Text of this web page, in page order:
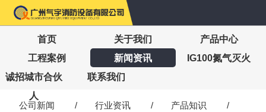
首页 关于我们
产品中心
工程案例
新闻资讯
IG100氮气灭火
诚招城市合伙
人
联系我们
公司新闻 / 行业资讯 / 产品知识 /